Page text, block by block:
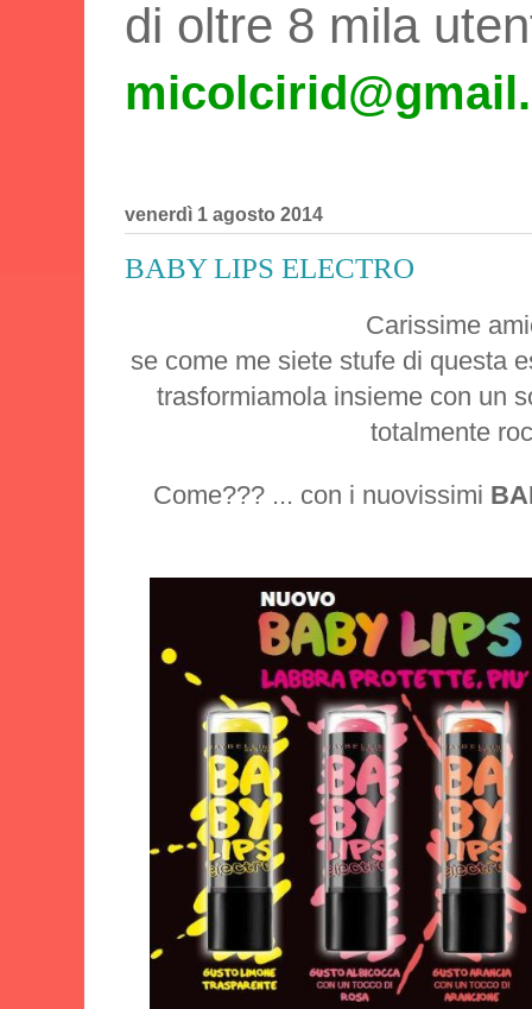
di oltre 8 mila
venerdì 1 agosto 2014
BABY LIPS ELECTRO
Carissime
se come me siete stufe di questa
trasformiamola insieme con un
totalmente
Come??? ... con i nuovissimi